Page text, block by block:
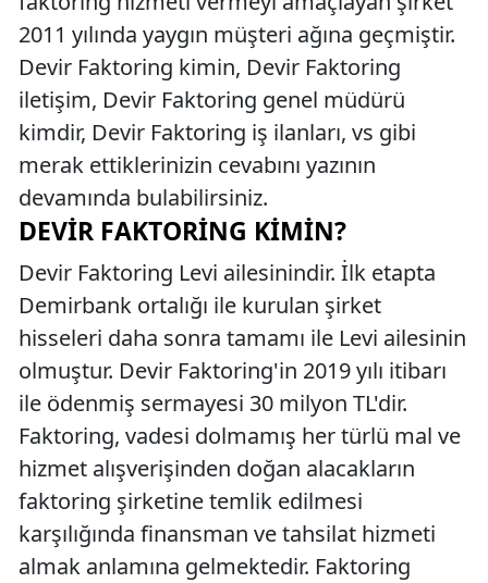
2011 yılında yaygın müşteri ağına geçmiştir.
Devir Faktoring kimin, Devir Faktoring
iletişim, Devir Faktoring genel müdürü
kimdir, Devir Faktoring iş ilanları, vs gibi
merak ettiklerinizin cevabını yazının
devamında bulabilirsiniz.
DEVIR FAKTORING KIMIN?
Devir Faktoring Levi ailesinindir. İlk etapta
Demirbank ortalığı ile kurulan şirket
hisseleri daha sonra tamamı ile Levi ailesinin
olmuştur. Devir Faktoring'in 2019 yılı itibarı
ile ödenmiş sermayesi 30 milyon TL'dir.
Faktoring, vadesi dolmamış her türlü mal ve
hizmet alışverişinden doğan alacakların
faktoring şirketine temlik edilmesi
karşılığında finansman ve tahsilat hizmeti
almak anlamına gelmektedir. Faktoring